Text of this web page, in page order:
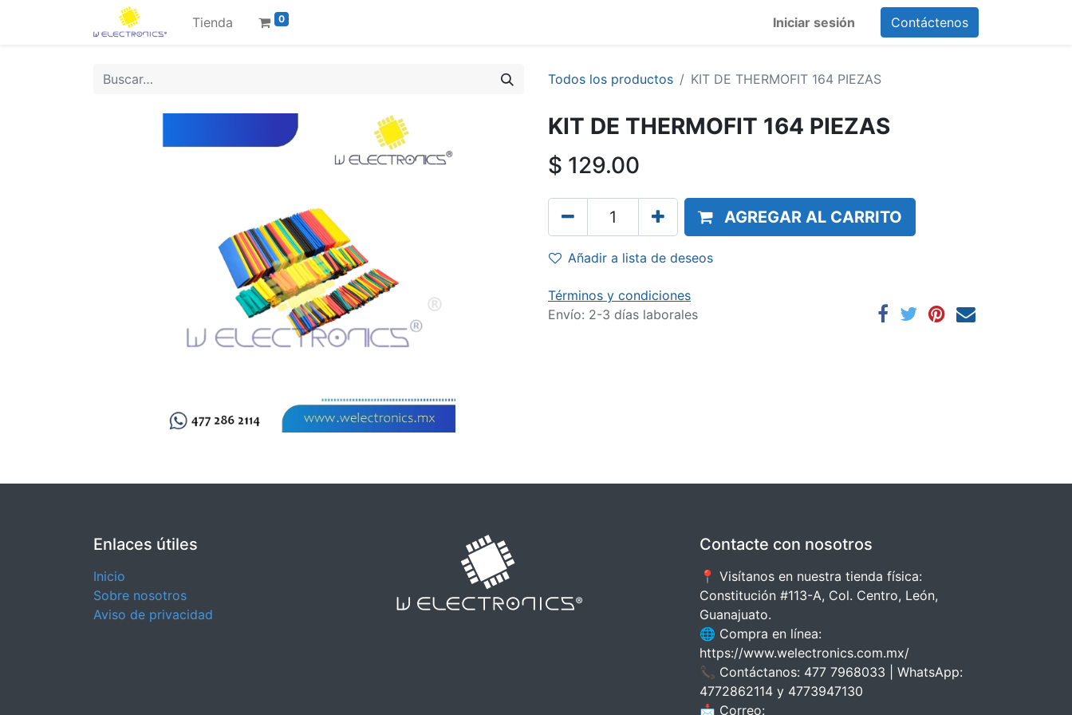
Tienda 0 Iniciar sesión Contáctenos
Todos los productos KIT DE THERMOFIT 164 PIEZAS
KIT DE THERMOFIT 164 PIEZAS
$ 129.00
AGREGAR AL CARRITO
Añadir a lista de deseos
Términos y condiciones
Envío: 2-3 días laborales
Enlaces útiles
Inicio
Sobre nosotros
Aviso de privacidad
Contacte con nosotros
📍 Visítanos en nuestra tienda física:
Constitución #113-A, Col. Centro, León,
Guanajuato.
🌐 Compra en línea:
https://www.welectronics.com.mx/
📞 Contáctanos: 477 7968033 | WhatsApp:
4772862114 y 4773947130
📩 Correo: